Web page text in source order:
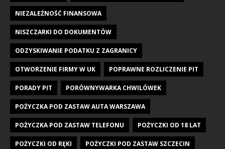
NIEZALEŻNOŚĆ FINANSOWA
NISZCZARKI DO DOKUMENTÓW
ODZYSKIWANIE PODATKU Z ZAGRANICY
OTWORZENIE FIRMY W UK POPRAWNE ROZLICZENIE PIT
PORADY PIT PORÓWNYWARKA CHWILÓWEK
POŻYCZKA POD ZASTAW AUTA WARSZAWA
POŻYCZKA POD ZASTAW TELEFONU POŻYCZKI OD 18 LAT
POŻYCZKI OD RĘKI POŻYCZKI POD ZASTAW SZCZECIN